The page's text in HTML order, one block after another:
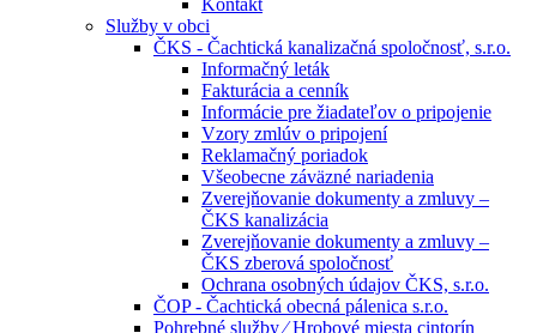
Kontakt
Služby v obci
ČKS - Čachtická kanalizačná spoločnosť, s.r.o.
Informačný leták
Fakturácia a cenník
Informácie pre žiadateľov o pripojenie
Vzory zmlúv o pripojení
Reklamačný poriadok
Všeobecne záväzné nariadenia
Zverejňovanie dokumenty a zmluvy –
ČKS kanalizácia
Zverejňovanie dokumenty a zmluvy –
ČKS zberová spoločnosť
Ochrana osobných údajov ČKS, s.r.o.
ČOP - Čachtická obecná pálenica s.r.o.
Pohrebné služby ⁄ Hrobové miesta cintorín